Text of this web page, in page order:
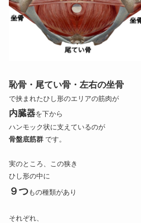
恥骨・尾てい骨・左右の坐骨
で挟まれたひし形のエリアの筋肉が
内臓器を下から
ハンモック状に支えているのが
骨盤底筋群です。
実のところ、この狭き
ひし形の中に
９つもの種類があり
それぞれ、